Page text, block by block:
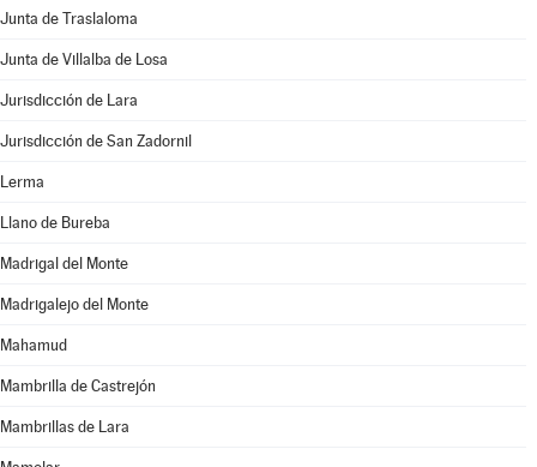
Junta de Traslaloma
Junta de Villalba de Losa
Jurisdicción de Lara
Jurisdicción de San Zadornil
Lerma
Llano de Bureba
Madrigal del Monte
Madrigalejo del Monte
Mahamud
Mambrilla de Castrejón
Mambrillas de Lara